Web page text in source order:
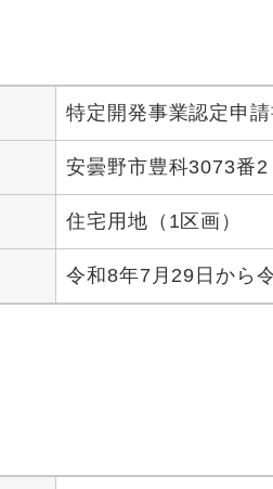
特定開発事業認定申
安曇野市豊科3073番
住宅用地（1区画）
令和8年7月29日から